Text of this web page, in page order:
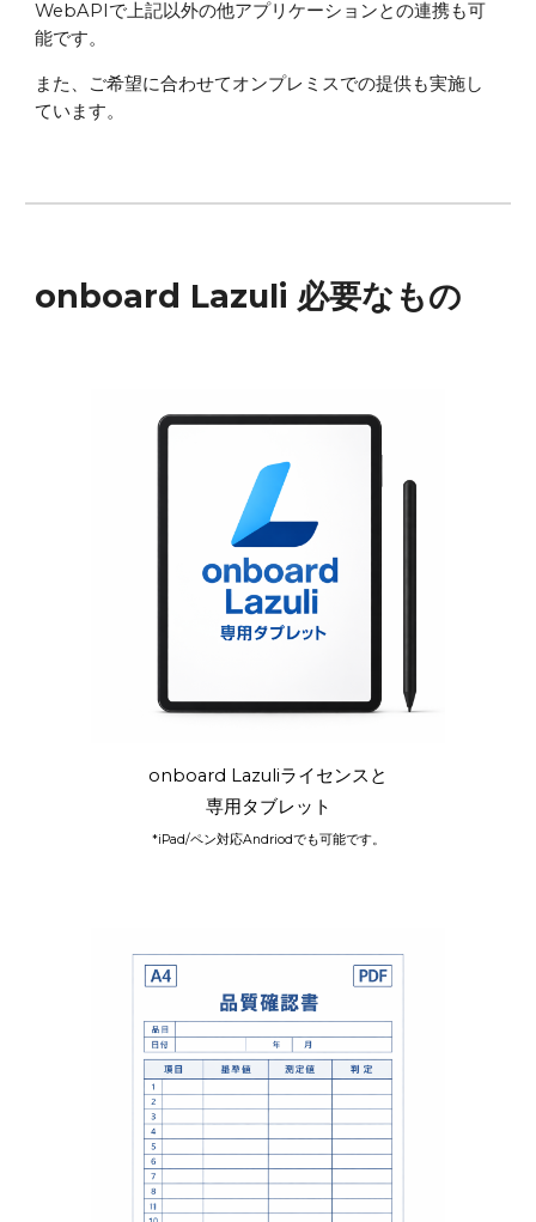
WebAPIで上記以外の他アプリケーションとの連携も可
能です。
また、ご希望に合わせてオンプレミスでの提供も実施し
ています。
onboard Lazuli 必要なもの
onboard Lazuliライセンスと
専用タブレット
*iPad/ペン対応Andriodでも可能です。